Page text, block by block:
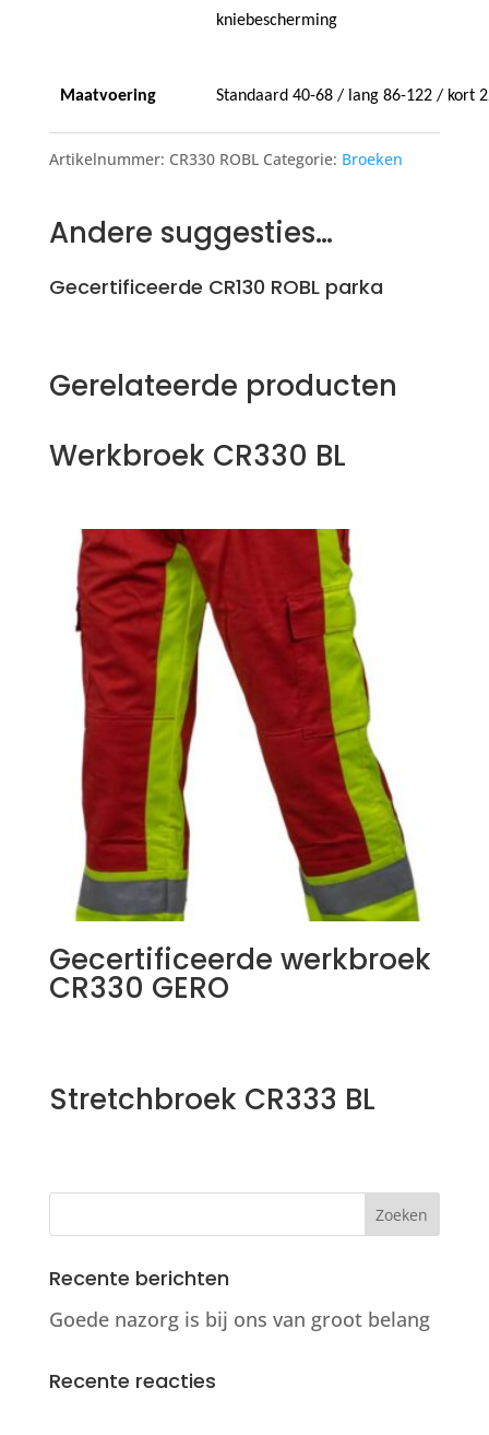
kniebescherming
Maatvoering Standaard 40-68 / lang 86-122 / kort
Artikelnummer: CR330 ROBL Categorie: Broeken
Andere suggesties…
Gecertificeerde CR130 ROBL parka
Gerelateerde producten
Werkbroek CR330 BL
Gecertificeerde werkbroek
CR330 GERO
Stretchbroek CR333 BL
Recente berichten
Goede nazorg is bij ons van groot belang
Recente reacties